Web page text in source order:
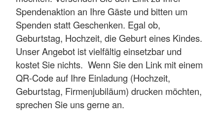
Spendenaktion an Ihre Gäste und bitten um
Spenden statt Geschenken. Egal ob,
Geburtstag, Hochzeit, die Geburt eines Kindes.
Unser Angebot ist vielfältig einsetzbar und
kostet Sie nichts. Wenn Sie den Link mit einem
QR-Code auf Ihre Einladung (Hochzeit,
Geburtstag, Firmenjubiläum) drucken möchten,
sprechen Sie uns gerne an.